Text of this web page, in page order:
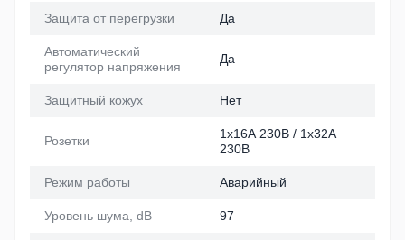
Защита от перегрузки Да
Автоматический
регулятор напряжения
Да
Защитный кожух Нет
Розетки
1х16А 230В / 1х32А
230В
Режим работы Аварийный
Уровень шума, dB 97